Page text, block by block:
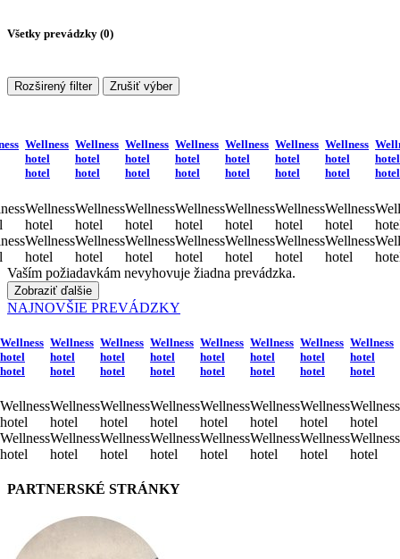
Všetky prevádzky (0)
Rozširený filter Zrušiť výber
Wellness
hotel
hotel
Wellness
hotel
Wellness
hotel
Wellness
hotel
hotel
Wellness
hotel
Wellness
hotel
Wellness
hotel
hotel
Wellness
hotel
Wellness
hotel
Wellness
hotel
hotel
Wellness
hotel
Wellness
hotel
Wellness
hotel
hotel
Wellness
hotel
Wellness
hotel
Wellness
hotel
hotel
Wellness
hotel
Wellness
hotel
Wellness
hotel
hotel
Wellness
hotel
Wellness
hotel
hotel
hotel
Vaším požiadavkám nevyhovuje žiadna prevádzka.
Zobraziť ďalšie
NAJNOVŠIE PREVÁDZKY
Wellness
hotel
hotel
Wellness
hotel
Wellness
hotel
Wellness
hotel
hotel
Wellness
hotel
Wellness
hotel
Wellness
hotel
hotel
Wellness
hotel
Wellness
hotel
Wellness
hotel
hotel
Wellness
hotel
Wellness
hotel
Wellness
hotel
hotel
Wellness
hotel
Wellness
hotel
Wellness
hotel
hotel
Wellness
hotel
Wellness
hotel
Wellness
hotel
hotel
Wellness
hotel
Wellness
hotel
Wellness
hotel
hotel
Wellness
hotel
Wellness
hotel
PARTNERSKÉ STRÁNKY